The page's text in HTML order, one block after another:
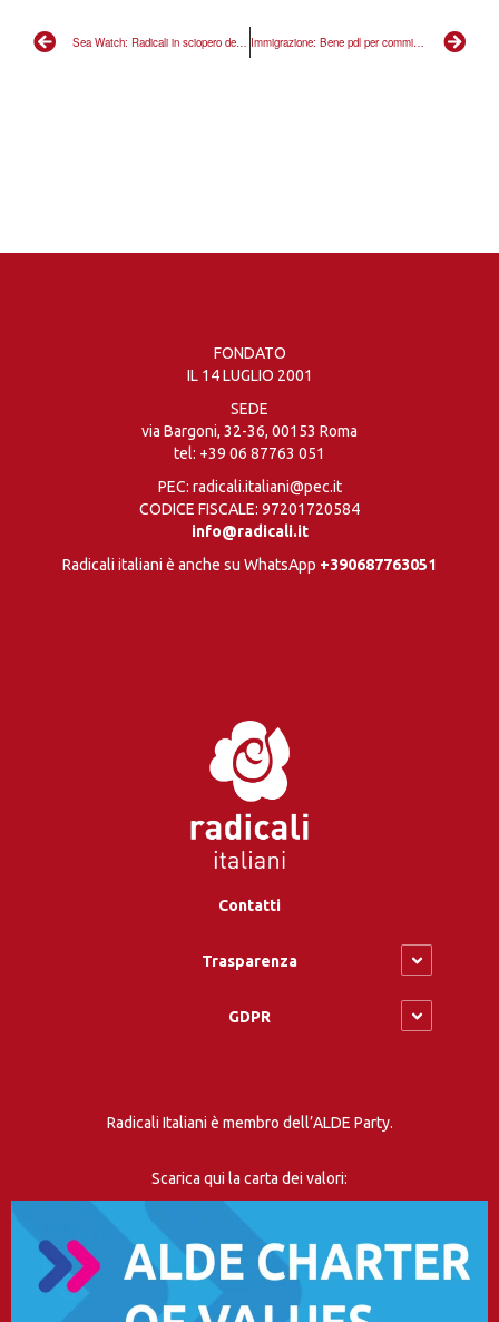
Immigrazione: Bene pdl per commissione inchiesta su naufragi. Si faccia luce anche sull’attività della guardia costiera libica
FONDATO
IL 14 LUGLIO 2001
SEDE
via Bargoni, 32-36, 00153 Roma
tel: +39 06 87763 051
PEC: radicali.italiani@pec.it
CODICE FISCALE: 97201720584
info@radicali.it
Radicali italiani è anche su WhatsApp +390687763051
Contatti
Trasparenza
GDPR
Radicali Italiani è membro dell’ALDE Party.
Scarica qui la carta dei valori: